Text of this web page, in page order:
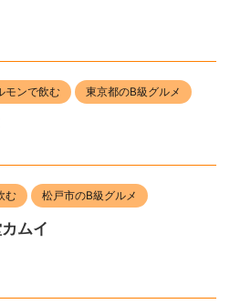
モンで飲む 東京都のB級グルメ
む 松戸市のB級グルメ
ムイ